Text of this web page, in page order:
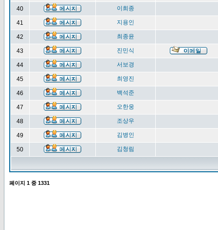
40 이희종
41 지용인
42 최종윤
43 진민식
44 서보경
45 최영진
46 백석준
47 오한웅
48 조상우
49 김병인
50 김청림
페이지 1 중 1331